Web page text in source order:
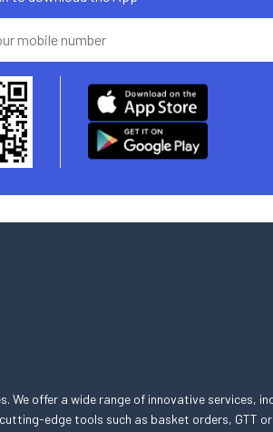
We offer a wide range of innovative services,
edge tools such as basket orders, GTT